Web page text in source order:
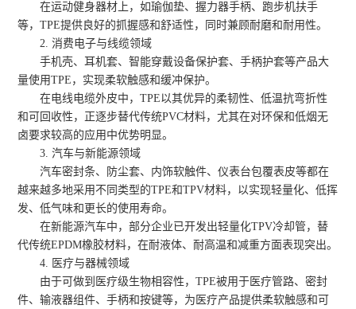
在运动健身器材上，如瑜伽垫、握力器手柄、跑步机扶手
等，TPE提供良好的抓握感和舒适性，同时兼顾耐磨和耐用性。
2. 消费电子与线缆领域
手机壳、耳机套、智能穿戴设备保护套、手柄护套等产品大
量使用TPE，实现柔软触感和缓冲保护。
在电线电缆外皮中，TPE以其优异的柔韧性、低温抗弯折性
和可回收性，正逐步替代传统PVC材料，尤其在对环保和低烟无
卤要求较高的应用中优势明显。
3. 汽车与新能源领域
汽车密封条、防尘套、内饰软触件、仪表台包覆表皮等都在
越来越多地采用不同类型的TPE和TPV材料，以实现轻量化、低挥
发、低气味和更长的使用寿命。
在新能源汽车中，部分企业已开发出轻量化TPV冷却管，替
代传统EPDM橡胶材料，在耐液体、耐高温和减重方面表现突出。
4. 医疗与器械领域
由于可做到医疗级生物相容性，TPE被用于医疗管路、密封
件、输液器组件、手柄和按键等，为医疗产品提供柔软触感和可